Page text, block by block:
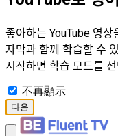
좋아하는 YouTube 영상
자막과 함께 학습할 수
시작하면 학습 모드를
不再顯示
다음